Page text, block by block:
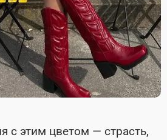
с этим цветом — страсть,